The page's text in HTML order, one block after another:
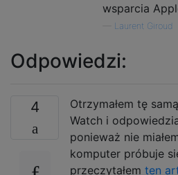
wsparcia
Laurent Giroud
Odpowiedzi:
4
Otrzymałem tę
Watch i
ponieważ nie
komputer próbuje
przeczytałem ten